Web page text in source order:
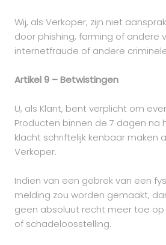
Wij, als Verkoper, zijn niet
door phishing, farming of andere
internetfraude of andere
Artikel 9 – Betwistingen
U, als Klant, bent verplicht om
Producten binnen de 7 dagen na
klacht schriftelijk kenbaar maken
Verkoper.
Indien van een gebrek van een
melding zou worden gemaakt,
geen absoluut recht meer toe op
of schadeloosstelling.